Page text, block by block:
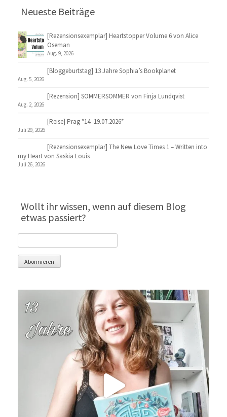
Neueste Beiträge
[Rezensionsexemplar] Heartstopper Volume 6 von Alice
Oseman
Aug. 9, 2026
[Bloggeburtstag] 13 Jahre Sophia’s Bookplanet
Aug. 5, 2026
[Rezension] SOMMERSOMMER von Finja Lundqvist
Aug. 2, 2026
[Reise] Prag *14.-19.07.2026*
Juli 29, 2026
[Rezensionsexemplar] The New Love Times 1 – Written into
my Heart von Saskia Louis
Juli 26, 2026
Wollt ihr wissen, wenn auf diesem Blog
etwas passiert?